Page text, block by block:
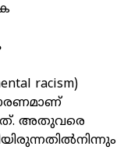
racism)
അതുവരെ